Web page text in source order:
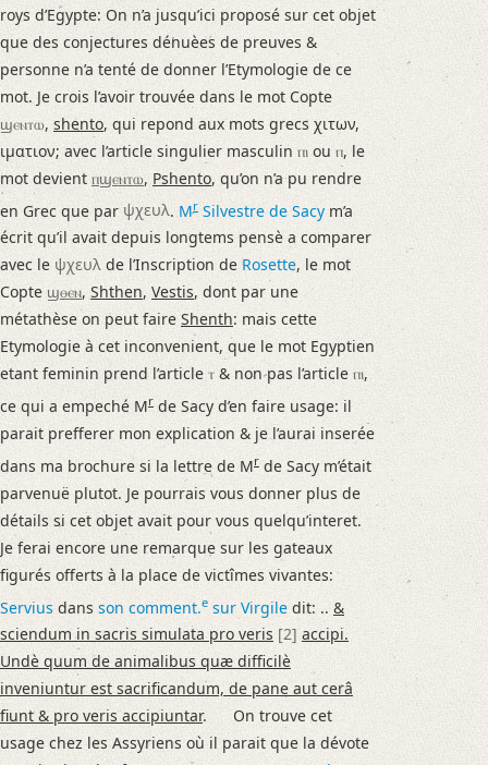
roys d’Egypte: On n’a jusqu’ici proposé sur cet objet
que des conjectures dénuèes de preuves &
personne n’a tenté de donner l’Etymologie de ce
mot. Je crois l’avoir trouvée dans le mot Copte
ϣⲉⲛⲧⲱ, shento, qui repond aux mots grecs χιτων,
ιματιον; avec l’article singulier masculin ⲡⲓ ou ⲡ, le
mot devient ⲡϣⲉⲛⲧⲱ, Pshento, qu’on n’a pu rendre
en Grec que par ψχευλ. Mr Silvestre de Sacy m’a
écrit qu’il avait depuis longtems pensè a comparer
avec le ψχευλ de l’Inscription de Rosette, le mot
Copte ϣⲑⲉⲛ, Shthen, Vestis, dont par une
métathèse on peut faire Shenth: mais cette
Etymologie à cet inconvenient, que le mot Egyptien
etant feminin prend l’article ⲧ & non pas l’article ⲡⲓ,
ce qui a empeché Mr de Sacy d’en faire usage: il
parait prefferer mon explication & je l’aurai inserée
dans ma brochure si la lettre de Mr de Sacy m’était
parvenuë plutot. Je pourrais vous donner plus de
détails si cet objet avait pour vous quelqu’interet.
Je ferai encore une remarque sur les gateaux
figurés offerts à la place de victîmes vivantes:
Servius dans son comment.e sur Virgile dit: .. &
sciendum in sacris simulata pro veris [2] accipi.
Undè quum de animalibus quæ difficilè
inveniuntur est sacrificandum, de pane aut cerâ
fiunt & pro veris accipiuntar. On trouve cet
usage chez les Assyriens où il parait que la dévote